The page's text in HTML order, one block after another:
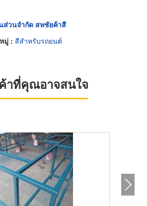
ส่วนจำกัด สหชัยค้าสี
มู่ : สีสำหรับรถยนต์
าที่คุณอาจสนใจ